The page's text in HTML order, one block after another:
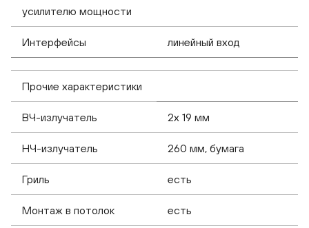
усилителю мощности
Интерфейсы линейный вход
Прочие характеристики
ВЧ-излучатель 2x 19 мм
НЧ-излучатель 260 мм, бумага
Гриль есть
Монтаж в потолок есть